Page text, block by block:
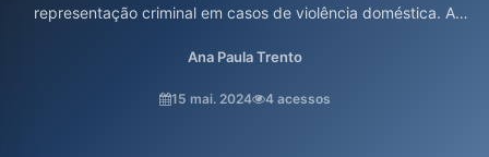
representação criminal em casos de violência doméstica. A
oferecer mais tempo para que as vítimas busquem justiça e
importância da proposta na proteção dos direitos das mulheres
Ana Paula Trento
15 mai. 2024 4 acessos